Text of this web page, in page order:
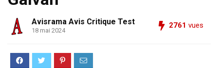
Avisrama Avis Critique Test
18 mai 2024
2761 vues